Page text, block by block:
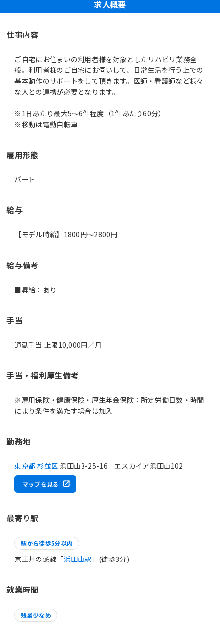
求人概要
仕事内容
ご自宅にお住まいの利用者様を対象としたリハビリ業務全
般。利用者様のご自宅にお伺いして、日常生活を行う上での
基本動作のサポートをして頂きます。医師・看護師など様々
な人との連携が必要となります。
※1日あたり最大5～6件程度（1件あたり60分）
※移動は電動自転車
雇用形態
パート
給与
【モデル時給】1800円〜2800円
給与備考
■昇給：あり
手当
通勤手当 上限10,000円／月
手当・福利厚生備考
※雇用保険・健康保険・厚生年金保険：所定労働日数・時間
により条件を満たす場合は加入
勤務地
東京都 杉並区 浜田山3-25-16 エスカイア浜田山102
マップを見る
最寄り駅
駅から徒歩5分以内
京王井の頭線「浜田山駅 」(徒歩3分)
就業時間
残業少なめ